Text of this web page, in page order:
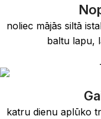
noliec mājās siltā
baltu lapu,
katru dienu aplūko